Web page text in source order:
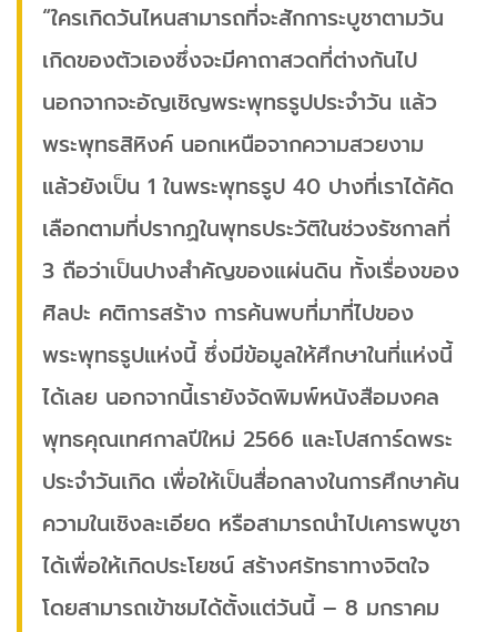
“ใครเกิดวันไหนสามารถที่จะสักการะบูชาตามวัน
เกิดของตัวเองซึ่งจะมีคาถาสวดที่ต่างกันไป
นอกจากจะอัญเชิญพระพุทธรูปประจำวัน แล้ว
พระพุทธสิหิงค์ นอกเหนือจากความสวยงาม
แล้วยังเป็น 1 ในพระพุทธรูป 40 ปางที่เราได้คัด
เลือกตามที่ปรากฏในพุทธประวัติในช่วงรัชกาลที่
3 ถือว่าเป็นปางสำคัญของแผ่นดิน ทั้งเรื่องของ
ศิลปะ คติการสร้าง การค้นพบที่มาที่ไปของ
พระพุทธรูปแห่งนี้ ซึ่งมีข้อมูลให้ศึกษาในที่แห่งนี้
ได้เลย นอกจากนี้เรายังจัดพิมพ์หนังสือมงคล
พุทธคุณเทศกาลปีใหม่ 2566 และโปสการ์ดพระ
ประจำวันเกิด เพื่อให้เป็นสื่อกลางในการศึกษาค้น
ความในเชิงละเอียด หรือสามารถนำไปเคารพบูชา
ได้เพื่อให้เกิดประโยชน์ สร้างศรัทธาทางจิตใจ
โดยสามารถเข้าชมได้ตั้งแต่วันนี้ – 8 มกราคม